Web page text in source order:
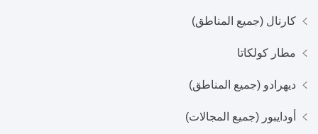
كارنال (جميع المناطق)
مطار كولكاتا
ديهرادو (جميع المناطق)
أودايبور (جميع المجالات)